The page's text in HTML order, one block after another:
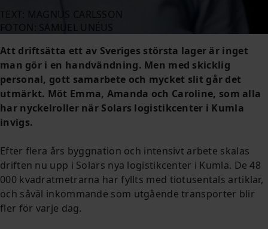
TEXT: MAGNUS CARLSSON
FOTON: SAMUEL UNÉUS
Att driftsätta ett av Sveriges största lager är inget
man gör i en handvändning. Men med skicklig
personal, gott samarbete och mycket slit går det
utmärkt. Möt Emma, Amanda och Caroline, som alla
har nyckelroller när Solars logistikcenter i Kumla
invigs.
Efter flera års byggnation och intensivt arbete skalas
driften nu upp i Solars nya logistikcenter i Kumla. De 48
000 kvadratmetrarna har fyllts med tiotusentals artiklar,
och såväl inkommande som utgående transporter blir
fler för varje dag.